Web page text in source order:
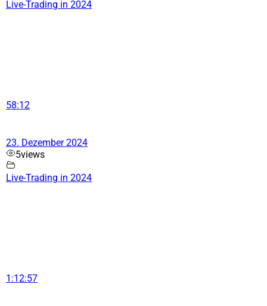
Live-Trading in 2024
58:12
23. Dezember 2024
5views
Live-Trading in 2024
1:12:57